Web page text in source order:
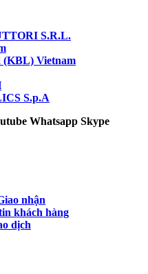
S.R.L.
Vietnam
S.p.A
Whatsapp Skype
nhận
khách hàng
dịch